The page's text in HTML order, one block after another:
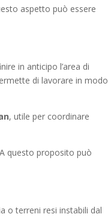
aspetto può essere
in anticipo l’area di
di lavorare in modo
, utile per coordinare
questo proposito può
o terreni resi instabili dal